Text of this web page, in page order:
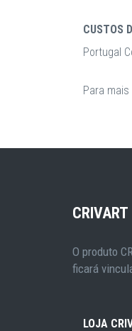
CUSTOS
Portugal
Para
CRIVART
O produto
ficará
LOJA